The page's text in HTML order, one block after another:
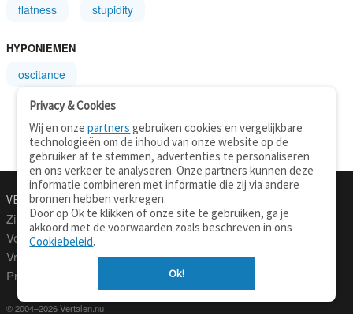
flatness stupidity
HYPONIEMEN
oscitance
VERTALEN.NU
Zinnen vertalen
Verklarend woordenboek
Vraagbaak
Professionele vertaling
© 2004–2026 Vertalen.nu
Over deze site
Privacy
Privacy & Cookies
Wij en onzepartners gebruiken cookies en vergelijkbare
technologieën om de inhoud van onze website op de
gebruiker af te stemmen, advertenties te personaliseren
en ons verkeer te analyseren. Onze partners kunnen deze
informatie combineren met informatie die zij via andere
bronnen hebben verkregen.
Door op Ok te klikken of onze site te gebruiken, ga je
akkoord met de voorwaarden zoals beschreven in ons
Cookiebeleid.
Ok!